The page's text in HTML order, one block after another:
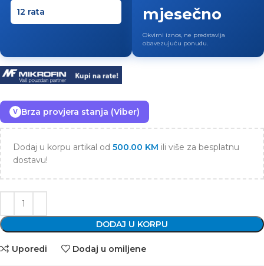
mjesečno
Okvirni iznos, ne predstavlja
obavezujuću ponudu.
V Brza provjera stanja (Viber)
Dodaj u korpu artikal od 500.00 KM ili više za besplatnu
dostavu!
DODAJ U KORPU
Uporedi Dodaj u omiljene